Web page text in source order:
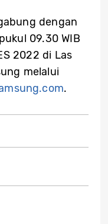
dengan
09.30 WIB
2022 di Las
melalui
.